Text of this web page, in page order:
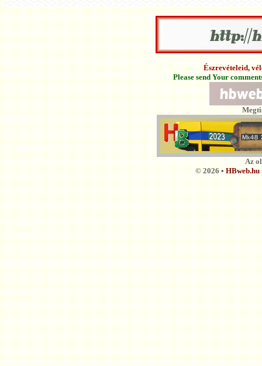
Észrevételeid,
Please send Your
Az
© 2026 •HBweb.hu